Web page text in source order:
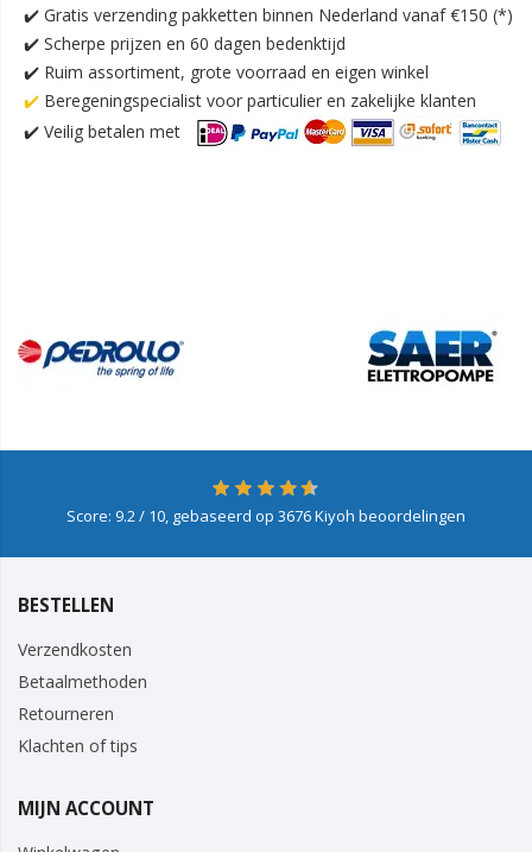
✔️ Gratis verzending pakketten binnen Nederland vanaf €150 (*)
✔️ Scherpe prijzen en 60 dagen bedenktijd
✔️ Ruim assortiment, grote voorraad en eigen winkel
✔️ Beregeningspecialist voor particulier en zakelijke klanten
✔️ Veilig betalen met
Score: 9.2/ 10, gebaseerd op 3676Kiyoh beoordelingen
BESTELLEN
Verzendkosten
Betaalmethoden
Retourneren
Klachten of tips
MIJN ACCOUNT